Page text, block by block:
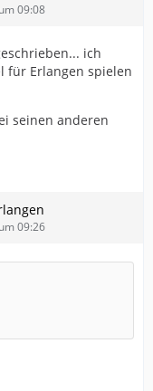
09:08
ich
für Erlangen spielen
seinen anderen
09:26